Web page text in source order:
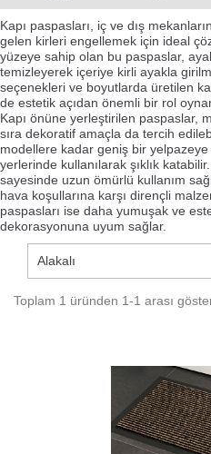
Kapı paspasları, iç ve dış
gelen kirleri engellemek için ideal
yüzeye sahip olan bu paspaslar,
temizleyerek içeriye kirli ayakla
seçenekleri ve boyutlarda üretilen
de estetik açıdan önemli bir rol
Kapı önüne yerleştirilen paspaslar,
sıra dekoratif amaçla da tercih
modellere kadar geniş bir
yerlerinde kullanılarak şıklık
sayesinde uzun ömürlü kullanım
hava koşullarına karşı dirençli
paspasları ise daha yumuşak ve
dekorasyonuna uyum sağlar.
Alakalı
Toplam 1 üründen 1-1 arası